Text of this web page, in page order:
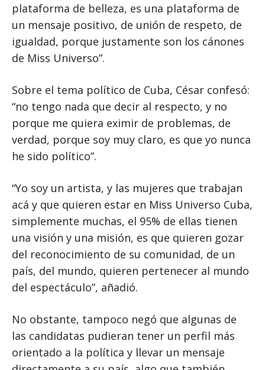
plataforma de belleza, es una plataforma de
un mensaje positivo, de unión de respeto, de
igualdad, porque justamente son los cánones
de Miss Universo”.
Sobre el tema político de Cuba, César confesó:
“no tengo nada que decir al respecto, y no
porque me quiera eximir de problemas, de
verdad, porque soy muy claro, es que yo nunca
he sido político”.
“Yo soy un artista, y las mujeres que trabajan
acá y que quieren estar en Miss Universo Cuba,
simplemente muchas, el 95% de ellas tienen
una visión y una misión, es que quieren gozar
del reconocimiento de su comunidad, de un
país, del mundo, quieren pertenecer al mundo
del espectáculo”, añadió.
No obstante, tampoco negó que algunas de
las candidatas pudieran tener un perfil más
orientado a la política y llevar un mensaje